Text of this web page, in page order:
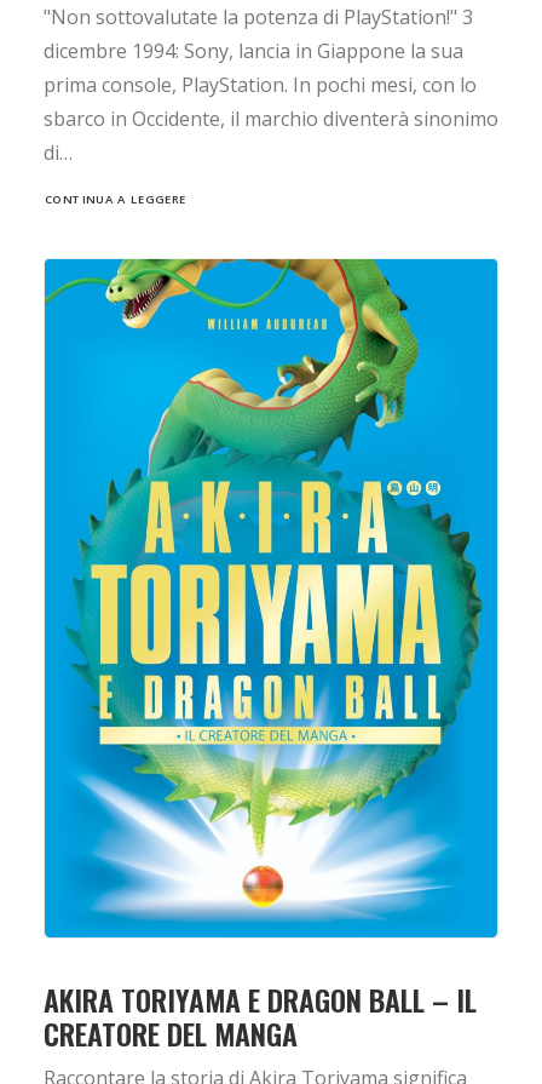
"Non sottovalutate la potenza di PlayStation!" 3
dicembre 1994: Sony, lancia in Giappone la sua
prima console, PlayStation. In pochi mesi, con lo
sbarco in Occidente, il marchio diventerà sinonimo
di…
CONTINUA A LEGGERE
AKIRA TORIYAMA E DRAGON BALL – IL
CREATORE DEL MANGA
Raccontare la storia di Akira Toriyama significa